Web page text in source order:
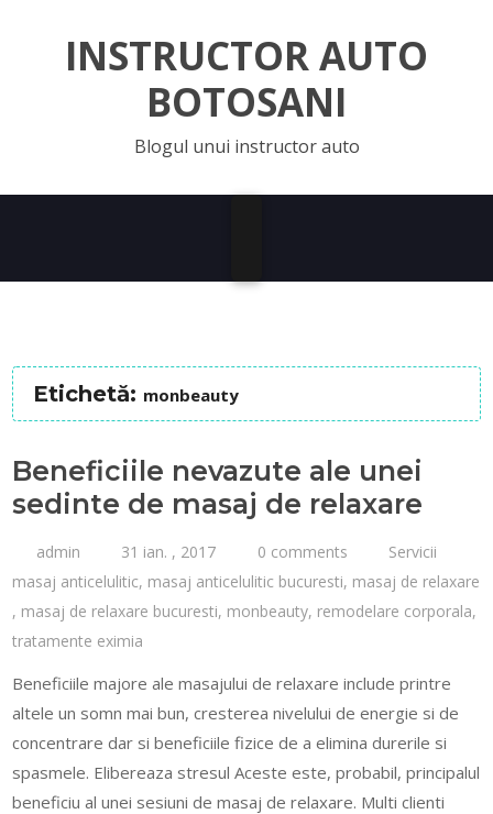
INSTRUCTOR AUTO
BOTOSANI
Blogul unui instructor auto
Etichetă: monbeauty
Beneficiile nevazute ale unei
sedinte de masaj de relaxare
admin 31 ian. , 2017 0 comments
Servicii
masaj anticelulitic, masaj anticelulitic bucuresti, masaj de relaxare
, masaj de relaxare bucuresti, monbeauty, remodelare corporala,
tratamente eximia
Beneficiile majore ale masajului de relaxare include printre
altele un somn mai bun, cresterea nivelului de energie si de
concentrare dar si beneficiile fizice de a elimina durerile si
spasmele. Elibereaza stresul Aceste este, probabil, principalul
beneficiu al unei sesiuni de masaj de relaxare. Multi clienti